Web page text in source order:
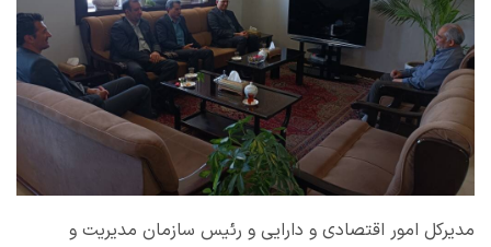
مدیرکل امور اقتصادی و دارایی و رئیس سازمان مدیریت و